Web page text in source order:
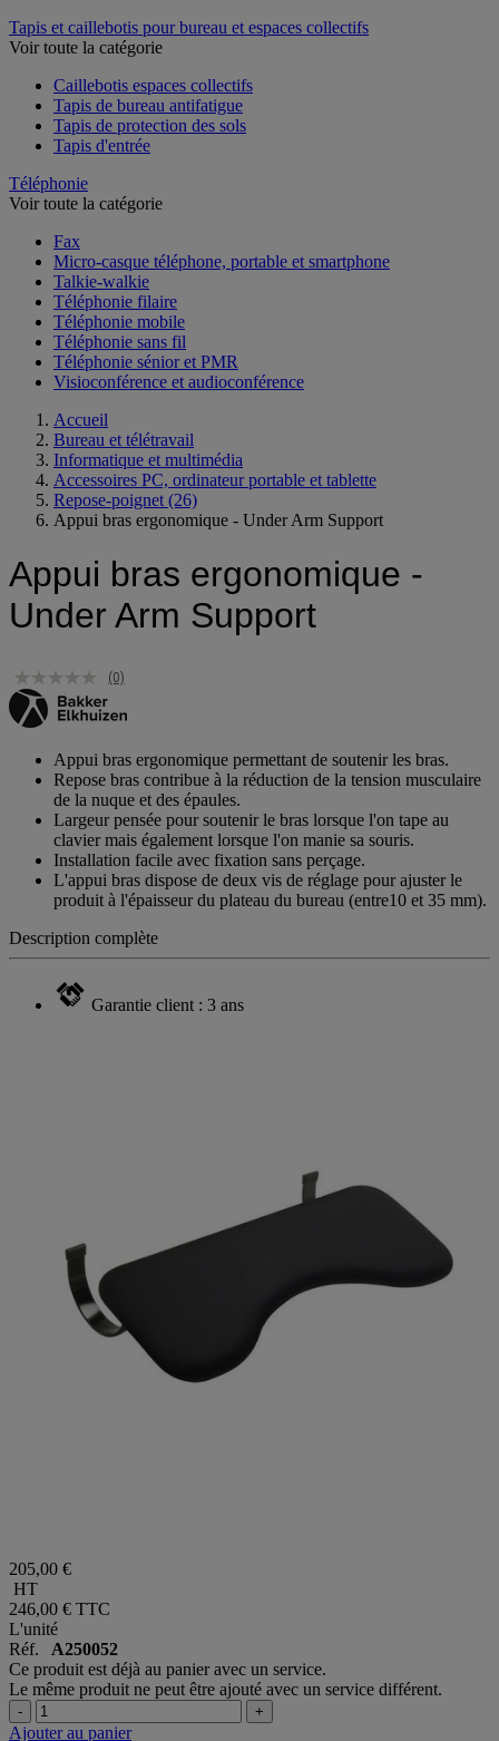
Tapis et caillebotis pour bureau et espaces collectifs
Voir toute la catégorie
Caillebotis espaces collectifs
Tapis de bureau antifatigue
Tapis de protection des sols
Tapis d'entrée
Téléphonie
Voir toute la catégorie
Fax
Micro-casque téléphone, portable et smartphone
Talkie-walkie
Téléphonie filaire
Téléphonie mobile
Téléphonie sans fil
Téléphonie sénior et PMR
Visioconférence et audioconférence
Accueil
Bureau et télétravail
Informatique et multimédia
Accessoires PC, ordinateur portable et tablette
Repose-poignet (26)
Appui bras ergonomique - Under Arm Support
Appui bras ergonomique -
Under Arm Support
(0)
Appui bras ergonomique permettant de soutenir les bras.
Repose bras contribue à la réduction de la tension musculaire
de la nuque et des épaules.
Largeur pensée pour soutenir le bras lorsque l'on tape au
clavier mais également lorsque l'on manie sa souris.
Installation facile avec fixation sans perçage.
L'appui bras dispose de deux vis de réglage pour ajuster le
produit à l'épaisseur du plateau du bureau (entre10 et 35 mm).
Description complète
Garantie client : 3 ans
205,00 €
HT
246,00 € TTC
L'unité
Réf. A250052
Ce produit est déjà au panier avec un service.
Le même produit ne peut être ajouté avec un service différent.
- +
Ajouter au panier